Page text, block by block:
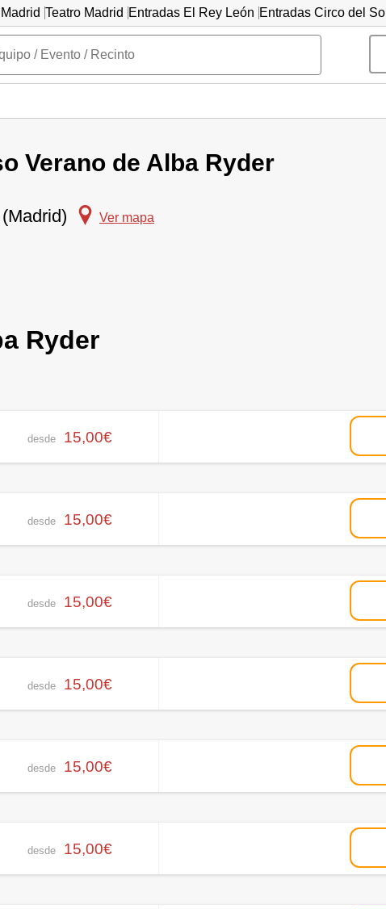
Teatro Madrid Entradas El Rey León Entradas Circo del Sol
Verano de Alba Ryder
Ver mapa
Ryder
desde 15,00€
desde 15,00€
desde 15,00€
desde 15,00€
desde 15,00€
desde 15,00€